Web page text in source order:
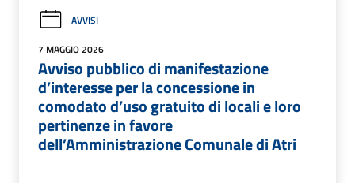
AVVISI
7 MAGGIO 2026
Avviso pubblico di manifestazione
d’interesse per la concessione in
comodato d’uso gratuito di locali e loro
pertinenze in favore
dell’Amministrazione Comunale di Atri